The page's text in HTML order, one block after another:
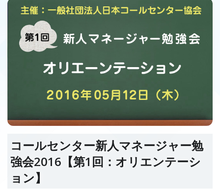
コールセンター新人マネージャー勉
強会2016【第1回：オリエンテーシ
ョン】